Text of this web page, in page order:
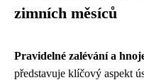
zimních měsíců
Pravidelné zalévání a
představuje klíčový aspekt